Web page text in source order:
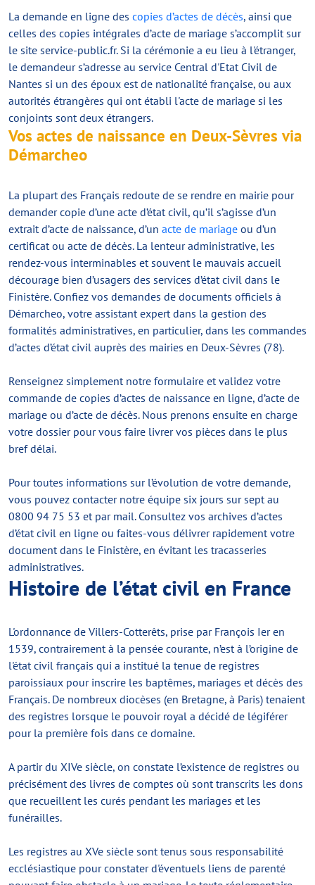
La demande en ligne des copies d’actes de décès, ainsi que
celles des copies intégrales d’acte de mariage s’accomplit sur
le site service-public.fr. Si la cérémonie a eu lieu à l'étranger,
le demandeur s’adresse au service Central d'Etat Civil de
Nantes si un des époux est de nationalité française, ou aux
autorités étrangères qui ont établi l'acte de mariage si les
conjoints sont deux étrangers.
Vos actes de naissance en Deux-Sèvres via
Démarcheo
La plupart des Français redoute de se rendre en mairie pour
demander copie d’une acte d’état civil, qu’il s’agisse d’un
extrait d’acte de naissance, d’un acte de mariage ou d’un
certificat ou acte de décès. La lenteur administrative, les
rendez-vous interminables et souvent le mauvais accueil
décourage bien d’usagers des services d’état civil dans le
Finistère. Confiez vos demandes de documents officiels à
Démarcheo, votre assistant expert dans la gestion des
formalités administratives, en particulier, dans les commandes
d’actes d’état civil auprès des mairies en Deux-Sèvres (78).
Renseignez simplement notre formulaire et validez votre
commande de copies d’actes de naissance en ligne, d’acte de
mariage ou d’acte de décès. Nous prenons ensuite en charge
votre dossier pour vous faire livrer vos pièces dans le plus
bref délai.
Pour toutes informations sur l’évolution de votre demande,
vous pouvez contacter notre équipe six jours sur sept au
0800 94 75 53 et par mail. Consultez vos archives d’actes
d’état civil en ligne ou faites-vous délivrer rapidement votre
document dans le Finistère, en évitant les tracasseries
administratives.
Histoire de l’état civil en France
L'ordonnance de Villers-Cotterêts, prise par François Ier en
1539, contrairement à la pensée courante, n’est à l’origine de
l'état civil français qui a institué la tenue de registres
paroissiaux pour inscrire les baptêmes, mariages et décès des
Français. De nombreux diocèses (en Bretagne, à Paris) tenaient
des registres lorsque le pouvoir royal a décidé de légiférer
pour la première fois dans ce domaine.
A partir du XIVe siècle, on constate l’existence de registres ou
précisément des livres de comptes où sont transcrits les dons
que recueillent les curés pendant les mariages et les
funérailles.
Les registres au XVe siècle sont tenus sous responsabilité
ecclésiastique pour constater d'éventuels liens de parenté